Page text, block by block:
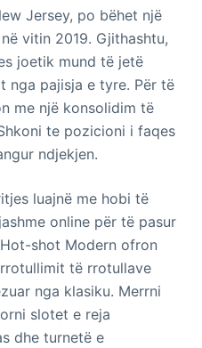
Jersey, po bëhet një
vitin 2019. Gjithashtu,
joetik mund të jetë
nga pajisja e tyre. Për të
me një konsolidim të
te pozicioni i faqes
ndjekjen.
luajnë me hobi të
online për të pasur
shot Modern ofron
të rrotullave
nga klasiku. Merrni
slotet e reja
dhe turnetë e